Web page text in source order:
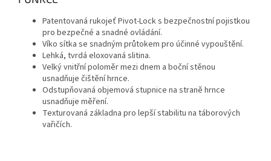
Patentovaná rukojeť Pivot-Lock s bezpečnostní pojistkou
pro bezpečné a snadné ovládání.
Víko sítka se snadným průtokem pro účinné vypouštění.
Lehká, tvrdá eloxovaná slitina.
Velký vnitřní poloměr mezi dnem a boční stěnou
usnadňuje čištění hrnce.
Odstupňovaná objemová stupnice na straně hrnce
usnadňuje měření.
Texturovaná základna pro lepší stabilitu na táborových
vařičích.